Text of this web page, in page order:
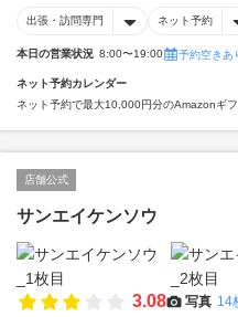
出張・訪問専門 ネット予約
本日の営業状況 8:00〜19:00 予約空きあ
ネット予約カレンダー
ネット予約で最大10,000円分のAmazonギフ
店舗公式
サンエイケンソウ
3.08 写真 14